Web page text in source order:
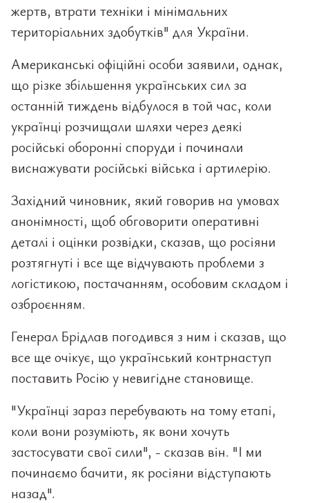
жертв, втрати техніки і мінімальних
територіальних здобутків" для України.
Американські офіційні особи заявили, однак,
що різке збільшення українських сил за
останній тиждень відбулося в той час, коли
українці розчищали шляхи через деякі
російські оборонні споруди і починали
виснажувати російські війська і артилерію.
Західний чиновник, який говорив на умовах
анонімності, щоб обговорити оперативні
деталі і оцінки розвідки, сказав, що росіяни
розтягнуті і все ще відчувають проблеми з
логістикою, постачанням, особовим складом і
озброєнням.
Генерал Брідлав погодився з ним і сказав, що
все ще очікує, що український контрнаступ
поставить Росію у невигідне становище.
"Українці зараз перебувають на тому етапі,
коли вони розуміють, як вони хочуть
застосувати свої сили", - сказав він. "І ми
починаємо бачити, як росіяни відступають
назад".